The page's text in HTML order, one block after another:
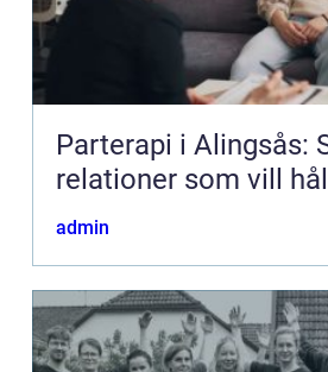
Parterapi i Alingsås:
relationer som vill
admin